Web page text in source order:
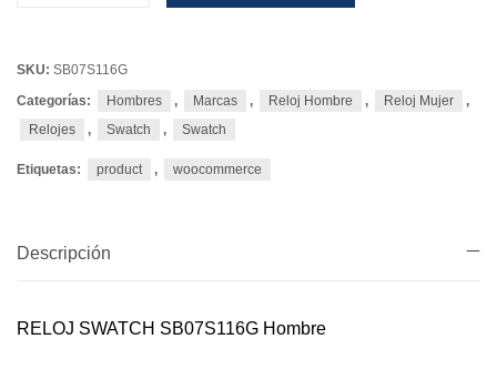
SKU: SB07S116G
Categorías:
Hombres , Marcas , Reloj Hombre , Reloj Mujer
,
Relojes
, Swatch , Swatch
Etiquetas: product , woocommerce
Descripción
RELOJ SWATCH SB07S116G Hombre